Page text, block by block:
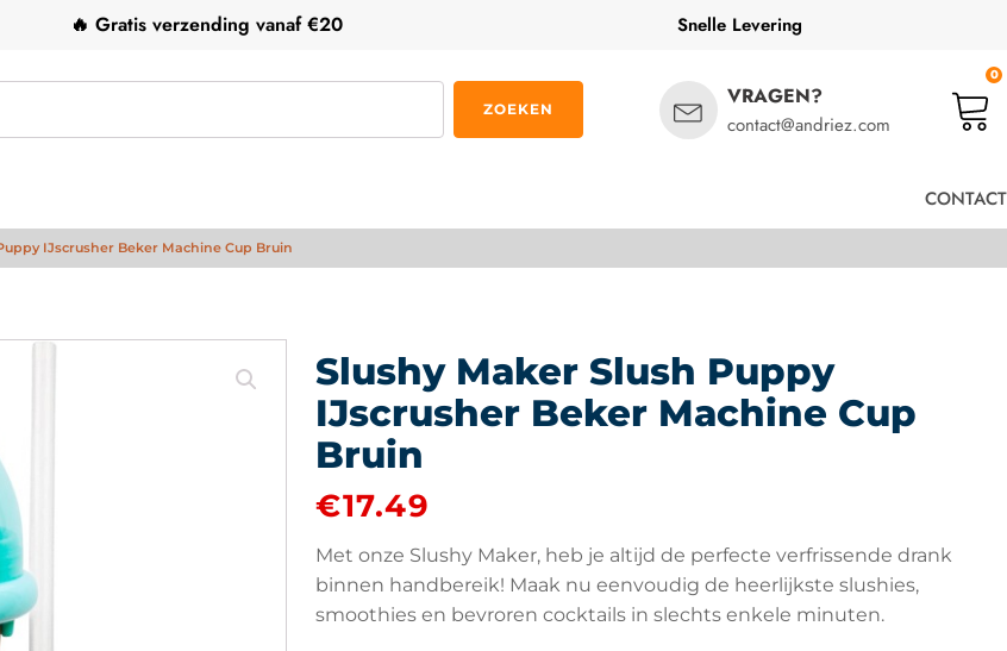
🔥 Gratis verzending vanaf €20 Snelle Levering
ZOEKEN VRAGEN?
contact@andriez.com
0
CONTACT
IJscrusher Beker Machine Cup Bruin
Slushy Maker Slush Puppy
IJscrusher Beker Machine Cup
Bruin
€17.49
Met onze Slushy Maker, heb je altijd de perfecte verfrissende drank
binnen handbereik! Maak nu eenvoudig de heerlijkste slushies,
smoothies en bevroren cocktails in slechts enkele minuten.